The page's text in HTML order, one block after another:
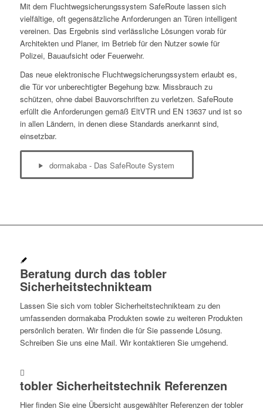
Mit dem Fluchtwegsicherungssystem SafeRoute lassen sich
vielfältige, oft gegensätzliche Anforderungen an Türen intelligent
vereinen. Das Ergebnis sind verlässliche Lösungen vorab für
Architekten und Planer, im Betrieb für den Nutzer sowie für
Polizei, Bauaufsicht oder Feuerwehr.
Das neue elektronische Fluchtwegsicherungssystem erlaubt es,
die Tür vor unberechtigter Begehung bzw. Missbrauch zu
schützen, ohne dabei Bauvorschriften zu verletzen. SafeRoute
erfüllt die Anforderungen gemäß EltVTR und EN 13637 und ist so
in allen Ländern, in denen diese Standards anerkannt sind,
einsetzbar.
dormakaba - Das SafeRoute System
Beratung durch das tobler
Sicherheitstechnikteam
Lassen Sie sich vom tobler Sicherheitstechnikteam zu den
umfassenden dormakaba Produkten sowie zu weiteren Produkten
persönlich beraten. Wir finden die für Sie passende Lösung.
Schreiben Sie uns eine Mail. Wir kontaktieren Sie umgehend.
tobler Sicherheitstechnik Referenzen
Hier finden Sie eine Übersicht ausgewählter Referenzen der tobler